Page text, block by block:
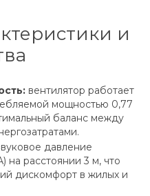
и
вентилятор работает
мощностью 0,77
баланс между
давление
на расстоянии 3 м, что
дискомфорт в жилых и